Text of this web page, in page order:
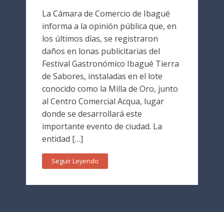
La Cámara de Comercio de Ibagué
informa a la opinión pública que, en
los últimos días, se registraron
daños en lonas publicitarias del
Festival Gastronómico Ibagué Tierra
de Sabores, instaladas en el lote
conocido como la Milla de Oro, junto
al Centro Comercial Acqua, lugar
donde se desarrollará este
importante evento de ciudad. La
entidad […]
Seguir Leyendo